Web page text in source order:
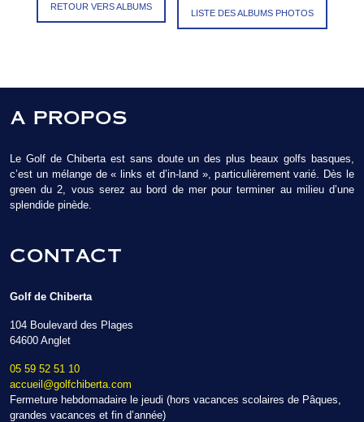
RETOUR VERS ALBUMS
LISTE DES ALBUMS PHOTOS
A PROPOS
Le Golf de Chiberta est sans doute un des plus beaux golfs basques,
c’est un mélange de « links et d’in-land », particulièrement varié. Dès le
green du 2, vous serez au bord de mer pour terminer au milieu d’une
splendide pinède.
CONTACT
Golf de Chiberta
104 Boulevard des Plages
64600 Anglet
05 59 52 51 10
accueil@golfchiberta.com
Fermeture hebdomadaire le jeudi (hors vacances scolaires de Pâques,
grandes vacances et fin d’année)